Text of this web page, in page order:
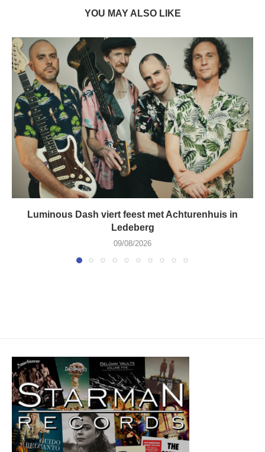
YOU MAY ALSO LIKE
Luminous Dash viert feest met Achturenhuis in
Ledeberg
09/08/2026